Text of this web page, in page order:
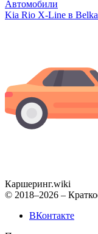
Автомобили
Kia Rio X-Line в
Каршеринг.wiki
© 2018–2026 –
ВКонтакте